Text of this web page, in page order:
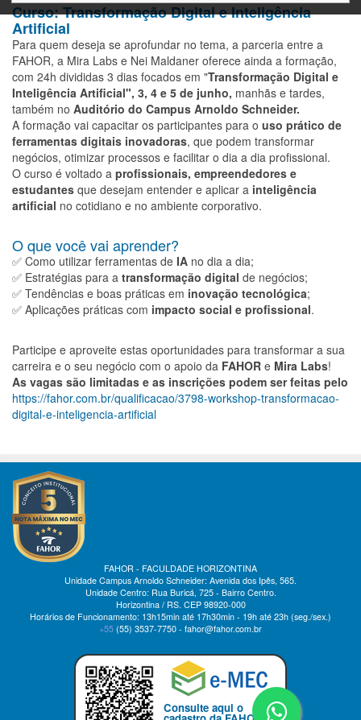
Curso: Transformação Digital e Inteligência
Artificial
Para quem deseja se aprofundar no tema, a parceria entre a
FAHOR, a Mira Labs e Nei Maldaner oferece ainda a formação,
com 24h divididas 3 dias focados em "Transformação Digital e
Inteligência Artificial", 3, 4 e 5 de junho, manhãs e tardes,
também no Auditório do Campus Arnoldo Schneider.
A formação vai capacitar os participantes para o uso prático de
ferramentas digitais inovadoras, que podem transformar
negócios, otimizar processos e facilitar o dia a dia profissional.
O curso é voltado a profissionais, empreendedores e
estudantes que desejam entender e aplicar a inteligência
artificial no cotidiano e no ambiente corporativo.
O que você vai aprender?
✅ Como utilizar ferramentas de IA no dia a dia;
✅ Estratégias para a transformação digital de negócios;
✅ Tendências e boas práticas em inovação tecnológica;
✅ Aplicações práticas com impacto social e profissional.
Participe e aproveite estas oportunidades para transformar a sua
carreira e o seu negócio com o apoio da FAHOR e Mira Labs!
As vagas são limitadas e as inscrições podem ser feitas pelo
https://fahor.com.br/qualificacao/3798-workshop-transformacao-
digital-e-inteligencia-artificial
FAHOR - FACULDADE HORIZONTINA
Unidade Campus Arnoldo Schneider: Avenida dos Ipês, 565.
Unidade Centro: Rua Buricá, 725 - Bairro Centro.
Horizontina / RS. CEP 98920-000
Horários de Funcionamento: 13h15min até 17h30min - 19h até 23h (seg./sex.)
+55 (55) 3537-7750 - fahor@fahor.com.br
Consulte aqui o